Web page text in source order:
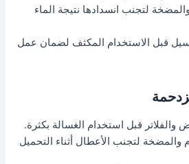
لتجنب انسدادها نتيجة الماء
قبل الاستخدام المكثف لضمان عمل
والفلاتر قبل استخدام الغسالة بكثرة.
لتجنب الأعطال أثناء التحميل